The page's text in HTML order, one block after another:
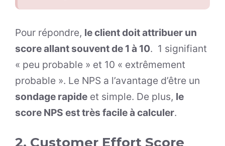
Pour répondre, le client doit attribuer un
score allant souvent de 1 à 10. 1 signifiant
« peu probable » et 10 « extrêmement
probable ». Le NPS a l’avantage d’être un
sondage rapide et simple. De plus, le
score NPS est très facile à calculer.
2. Customer Effort Score